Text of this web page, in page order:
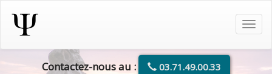
Contactez-nous au : 03.71.49.00.33